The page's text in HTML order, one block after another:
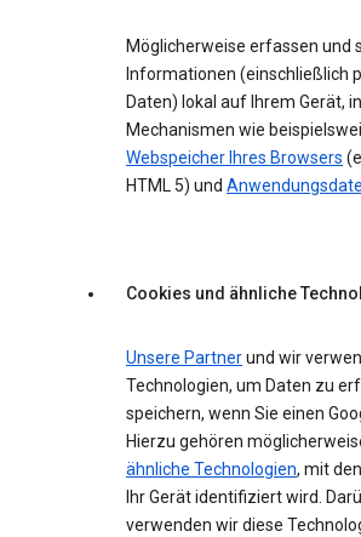
Möglicherweise erfassen und
Informationen (einschließlich
Daten) lokal auf Ihrem Gerät,
Mechanismen wie
Webspeicher Ihres Browsers
HTML 5) und
Cookies und ähnliche
Unsere Partnerund wir
Technologien, um Daten zu
speichern, wenn Sie einen
Hierzu gehören
ähnliche Technologien, mit
Ihr Gerät identifiziert wird.
verwenden wir diese